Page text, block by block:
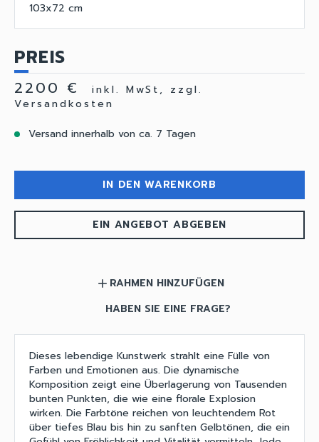
103x72 cm
PREIS
2200 €
inkl. MwSt, zzgl.
Versandkosten
Versand innerhalb von ca. 7 Tagen
IN DEN WARENKORB
EIN ANGEBOT ABGEBEN
add RAHMEN HINZUFÜGEN
HABEN SIE EINE FRAGE?
Dieses lebendige Kunstwerk strahlt eine Fülle von
Farben und Emotionen aus. Die dynamische
Komposition zeigt eine Überlagerung von Tausenden
bunten Punkten, die wie eine florale Explosion
wirken. Die Farbtöne reichen von leuchtendem Rot
über tiefes Blau bis hin zu sanften Gelbtönen, die ein